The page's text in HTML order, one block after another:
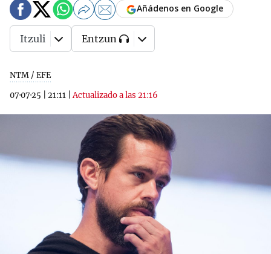
NTM / EFE
07·07·25
21:11 |Actualizado a las 21:16
Añádenos en Google
Itzuli Entzun